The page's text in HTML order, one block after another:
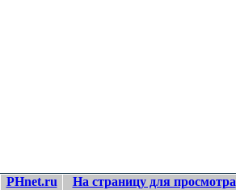
PHnet.ru На страницу для просмотра